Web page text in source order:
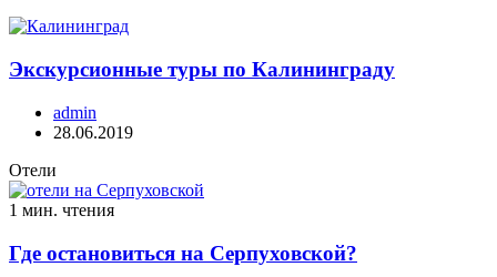
Экскурсионные туры по Калининграду
admin
28.06.2019
Отели
1 мин. чтения
Где остановиться на Серпуховской?